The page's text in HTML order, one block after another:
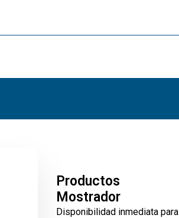
Productos
Mostrador
Disponibilidad inmediata para